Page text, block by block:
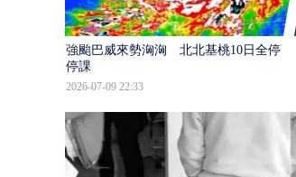
強颱巴威來勢洶洶 北北基桃10日全停班
停課
2026-07-09 22:33